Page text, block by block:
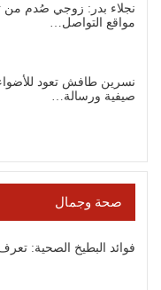
نجلاء بدر: زوجي صُدم من
مواقع التواصل…
نسرين طافش تعود للأضواء
صيفية ورسالة…
صحة وجمال
فوائد البطيخ الصحية: